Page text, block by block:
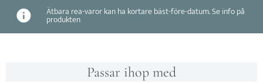
Ätbara rea-varor kan ha kortare bäst-före-datum. Se info på
produkten
Passar ihop med